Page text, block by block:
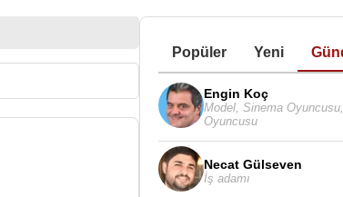
Popüler Yeni
Engin Koç
Model, Sinema Oyuncusu,
Oyuncusu
Necat Gülseven
İş adamı